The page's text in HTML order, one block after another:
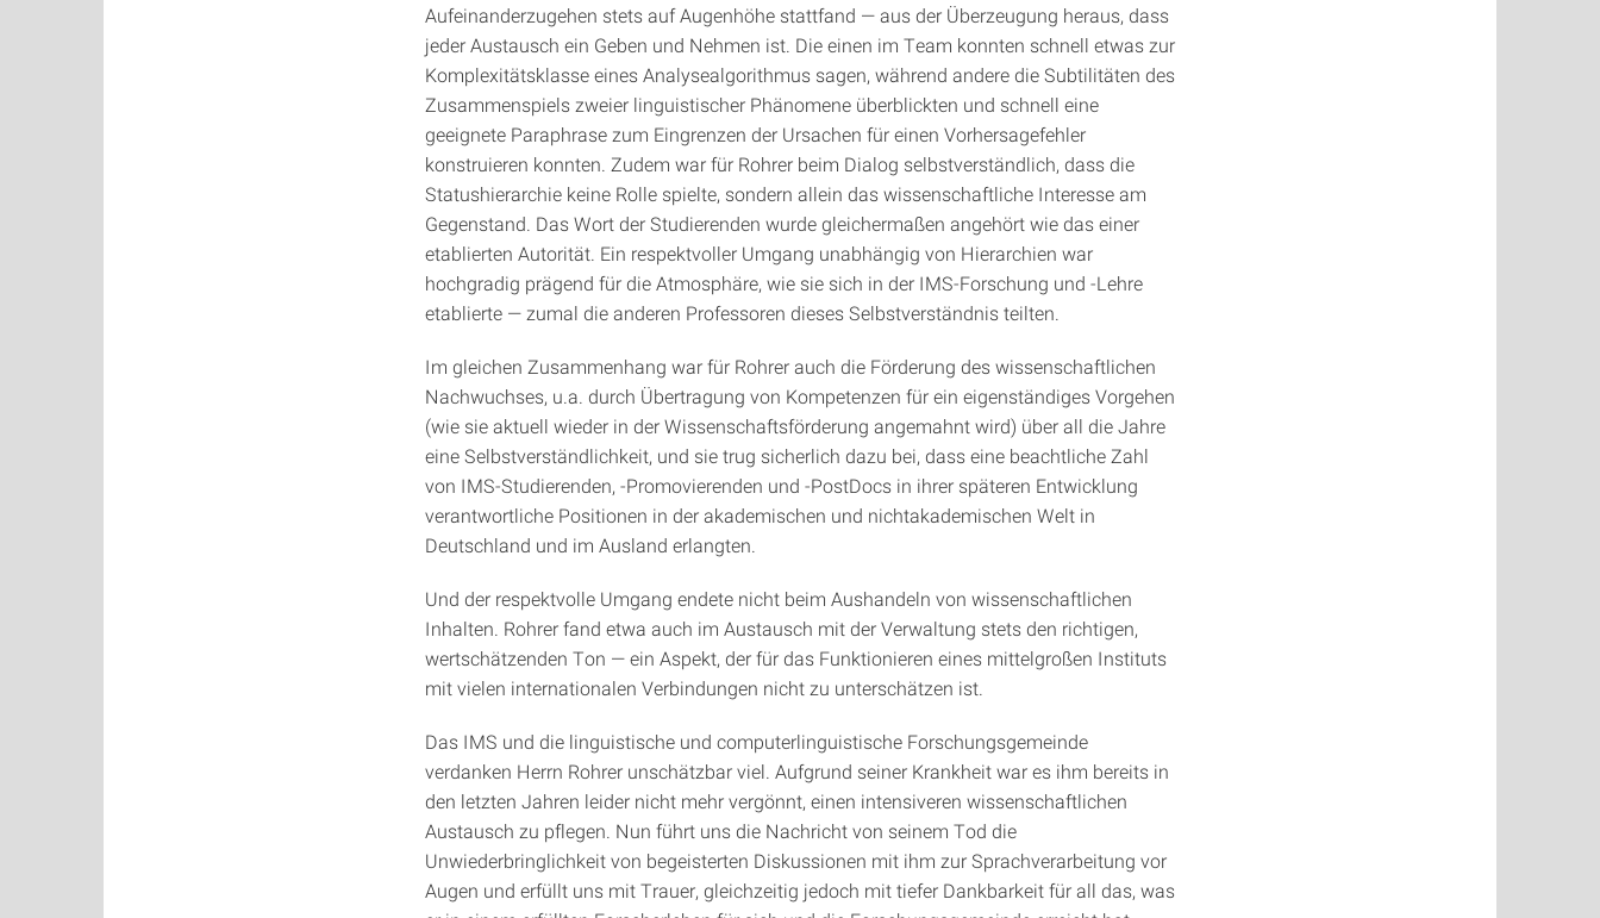
Aufeinanderzugehen stets auf Augenhöhe stattfand — aus der Überzeugung heraus, dass
jeder Austausch ein Geben und Nehmen ist. Die einen im Team konnten schnell etwas zur
Komplexitätsklasse eines Analysealgorithmus sagen, während andere die Subtilitäten des
Zusammenspiels zweier linguistischer Phänomene überblickten und schnell eine
geeignete Paraphrase zum Eingrenzen der Ursachen für einen Vorhersagefehler
konstruieren konnten. Zudem war für Rohrer beim Dialog selbstverständlich, dass die
Statushierarchie keine Rolle spielte, sondern allein das wissenschaftliche Interesse am
Gegenstand. Das Wort der Studierenden wurde gleichermaßen angehört wie das einer
etablierten Autorität. Ein respektvoller Umgang unabhängig von Hierarchien war
hochgradig prägend für die Atmosphäre, wie sie sich in der IMS-Forschung und -Lehre
etablierte — zumal die anderen Professoren dieses Selbstverständnis teilten.
Im gleichen Zusammenhang war für Rohrer auch die Förderung des wissenschaftlichen
Nachwuchses, u.a. durch Übertragung von Kompetenzen für ein eigenständiges Vorgehen
(wie sie aktuell wieder in der Wissenschaftsförderung angemahnt wird) über all die Jahre
eine Selbstverständlichkeit, und sie trug sicherlich dazu bei, dass eine beachtliche Zahl
von IMS-Studierenden, -Promovierenden und -PostDocs in ihrer späteren Entwicklung
verantwortliche Positionen in der akademischen und nichtakademischen Welt in
Deutschland und im Ausland erlangten.
Und der respektvolle Umgang endete nicht beim Aushandeln von wissenschaftlichen
Inhalten. Rohrer fand etwa auch im Austausch mit der Verwaltung stets den richtigen,
wertschätzenden Ton — ein Aspekt, der für das Funktionieren eines mittelgroßen Instituts
mit vielen internationalen Verbindungen nicht zu unterschätzen ist.
Das IMS und die linguistische und computerlinguistische Forschungsgemeinde
verdanken Herrn Rohrer unschätzbar viel. Aufgrund seiner Krankheit war es ihm bereits in
den letzten Jahren leider nicht mehr vergönnt, einen intensiveren wissenschaftlichen
Austausch zu pflegen. Nun führt uns die Nachricht von seinem Tod die
Unwiederbringlichkeit von begeisterten Diskussionen mit ihm zur Sprachverarbeitung vor
Augen und erfüllt uns mit Trauer, gleichzeitig jedoch mit tiefer Dankbarkeit für all das, was